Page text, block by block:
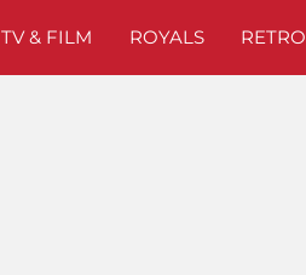
TV & FILM ROYALS RETRO